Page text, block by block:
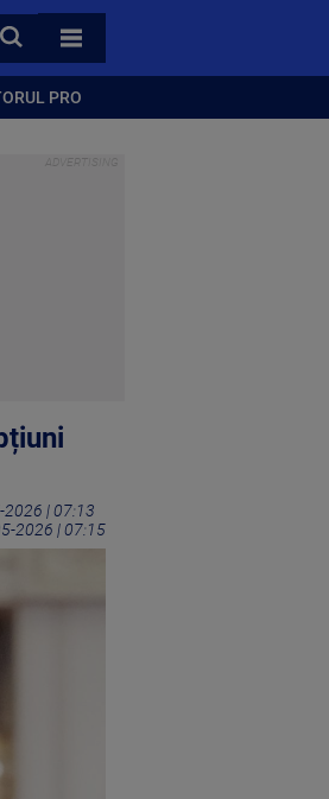
CAUTA
TOATE CATEGORIILE
PRO
2026 | 07:13
2026 | 07:15